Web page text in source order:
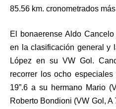
85.56 km. cronometrados
El bonaerense Aldo
en la clasificación general y
López en su VW Gol.
recorrer los ocho
19”.6 a su hermano Mario
Roberto Bondioni (VW Gol,